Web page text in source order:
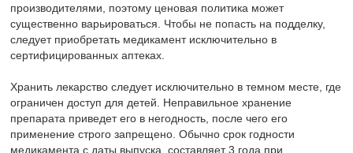
производителями, поэтому ценовая политика может
существенно варьироваться. Чтобы не попасть на подделку,
следует приобретать медикамент исключительно в
сертифицированных аптеках.
Хранить лекарство следует исключительно в темном месте, где
ограничен доступ для детей. Неправильное хранение
препарата приведет его в негодность, после чего его
применение строго запрещено. Обычно срок годности
медикамента с даты выпуска, составляет 3 года при